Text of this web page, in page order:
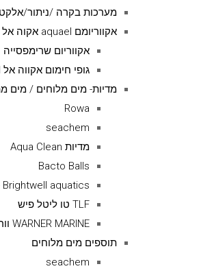
מערכות בקרה /ניתור/
אקווריומם aquael אקוה אל
אקווריום שרימפסייה
גופי חימום אקווה אל aquael
מדיות- מים מלוחים / מים
Rowa
seachem
מדיות Aqua Clean
Bacto Balls
Brightwell aquatics -ברייטוול אקווטיקס
TLF טו ליטל פיש
WARNER MARINE וורנר מרין
תוספים מים מלוחים
seachem